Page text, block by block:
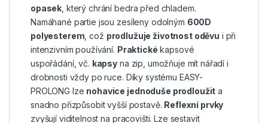
opasek , který chrání bedra před chladem.
Namáhané partie jsou zesíleny odolným 600D
polyesterem , což prodlužuje životnost oděvu i při
intenzivním používání. Praktické kapsové
uspořádání, vč. kapsy na zip, umožňuje mít nářadí i
drobnosti vždy po ruce. Díky systému EASY-
PROLONG lze nohavice jednoduše prodloužit a
snadno přizpůsobit vyšší postavě. Reflexní prvky
zvyšují viditelnost na pracovišti. Lze sestavit